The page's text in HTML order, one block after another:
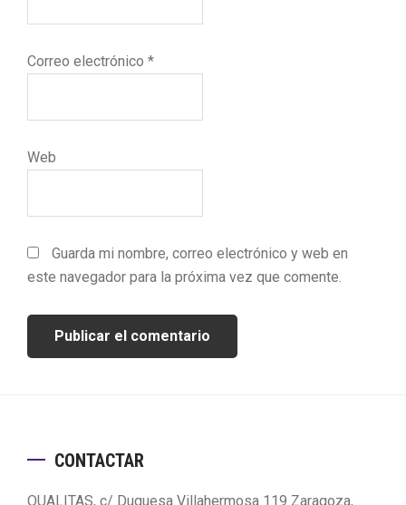
Correo electrónico *
Web
Guarda mi nombre, correo electrónico y web en
este navegador para la próxima vez que comente.
FooterCONTACTAR
QUALITAS, c/ Duquesa Villahermosa 119 Zaragoza,